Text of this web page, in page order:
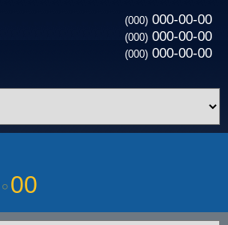
(000) 000-00-00
(000) 000-00-00
(000) 000-00-00
00